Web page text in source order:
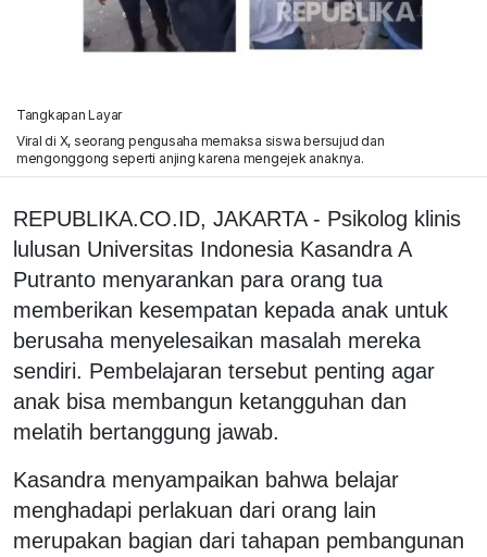
Tangkapan Layar
Viral di X, seorang pengusaha memaksa siswa bersujud dan
mengonggong seperti anjing karena mengejek anaknya.
REPUBLIKA.CO.ID, JAKARTA - Psikolog klinis
lulusan Universitas Indonesia Kasandra A
Putranto menyarankan para orang tua
memberikan kesempatan kepada anak untuk
berusaha menyelesaikan masalah mereka
sendiri. Pembelajaran tersebut penting agar
anak bisa membangun ketangguhan dan
melatih bertanggung jawab.
Kasandra menyampaikan bahwa belajar
menghadapi perlakuan dari orang lain
merupakan bagian dari tahapan pembangunan